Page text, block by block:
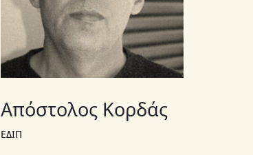
Απόστολος Κορδάς
ΕΔΙΠ